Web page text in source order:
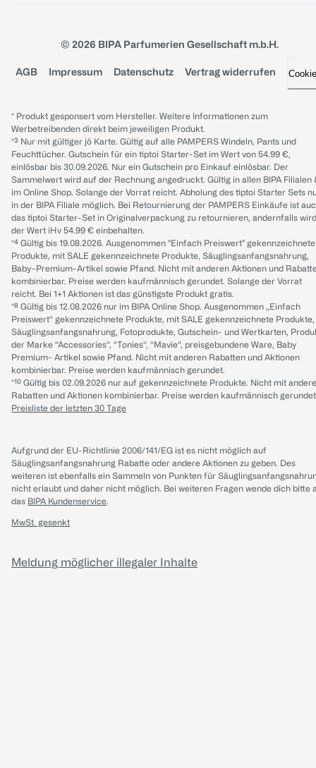
© 2026 BIPA Parfumerien Gesellschaft m.b.H.
AGB Impressum Datenschutz Vertrag widerrufen
* Produkt gesponsert vom Hersteller. Weitere Informationen zum
Werbetreibenden direkt beim jeweiligen Produkt.
*³ Nur mit gültiger jö Karte. Gültig auf alle PAMPERS Windeln, Pants und
Feuchttücher. Gutschein für ein tiptoi Starter-Set im Wert von 54.99 €,
einlösbar bis 30.09.2026. Nur ein Gutschein pro Einkauf einlösbar. Der
Sammelwert wird auf der Rechnung angedruckt. Gültig in allen BIPA Filialen
im Online Shop. Solange der Vorrat reicht. Abholung des tiptoi Starter Sets
in der BIPA Filiale möglich. Bei Retournierung der PAMPERS Einkäufe ist
das tiptoi Starter-Set in Originalverpackung zu retournieren, andernfalls wird
der Wert iHv 54.99 € einbehalten.
*⁴ Gültig bis 19.08.2026. Ausgenommen "Einfach Preiswert" gekennzeichnete
Produkte, mit SALE gekennzeichnete Produkte, Säuglingsanfangsnahrung,
Baby-Premium-Artikel sowie Pfand. Nicht mit anderen Aktionen und
kombinierbar. Preise werden kaufmännisch gerundet. Solange der Vorrat
reicht. Bei 1+1 Aktionen ist das günstigste Produkt gratis.
*⁸ Gültig bis 12.08.2026 nur im BIPA Online Shop. Ausgenommen „Einfach
Preiswert“ gekennzeichnete Produkte, mit SALE gekennzeichnete Produkte,
Säuglingsanfangsnahrung, Fotoprodukte, Gutschein- und Wertkarten,
der Marke “Accessories“, “Tonies“, “Mavie“, preisgebundene Ware, Baby
Premium- Artikel sowie Pfand. Nicht mit anderen Rabatten und Aktionen
kombinierbar. Preise werden kaufmännisch gerundet.
*¹⁰ Gültig bis 02.09.2026 nur auf gekennzeichnete Produkte. Nicht mit
Rabatten und Aktionen kombinierbar. Preise werden kaufmännisch
Preisliste der letzten 30 Tage
Aufgrund der EU-Richtlinie 2006/141/EG ist es nicht möglich auf
Säuglingsanfangsnahrung Rabatte oder andere Aktionen zu geben. Des
weiteren ist ebenfalls ein Sammeln von Punkten für
nicht erlaubt und daher nicht möglich. Bei weiteren Fragen wende dich bitte
das BIPA Kundenservice.
MwSt. gesenkt
Meldung möglicher illegaler Inhalte